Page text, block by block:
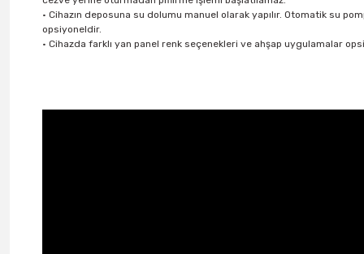
• Cihazın deposuna su dolumu manuel olarak yapılır. Otomatik su
opsiyoneldir.
• Cihazda farklı yan panel renk seçenekleri ve ahşap uygulamalar